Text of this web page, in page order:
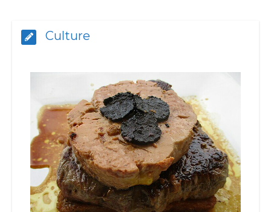
Culture